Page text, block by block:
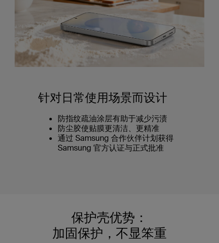
针对日常使用场景而设计
防指纹疏油涂层有助于减少污渍
防尘胶使贴膜更清洁、更精准
通过 Samsung 合作伙伴计划获得
Samsung 官方认证与正式批准
保护壳优势：
加固保护，不显笨重